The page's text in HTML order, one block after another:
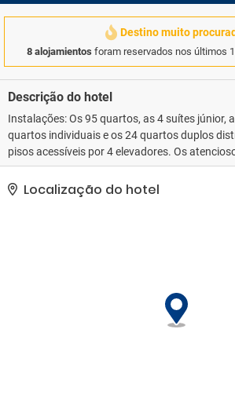
Destino muito
8 alojamientos foram reservados nos últimos
Descrição do hotel
Instalações: Os 95 quartos, as 4 suítes júnior,
quartos individuais e os 24 quartos duplos
pisos acessíveis por 4 elevadores. Os
receção estão disponíveis para responder a
instalações incluem um bengaleiro,
e um cofre. Os hóspedes podem conectar-se à
estadia agradável, os hóspedes poderem
instalações de lazer do estabelecimento,
Localização do hotel